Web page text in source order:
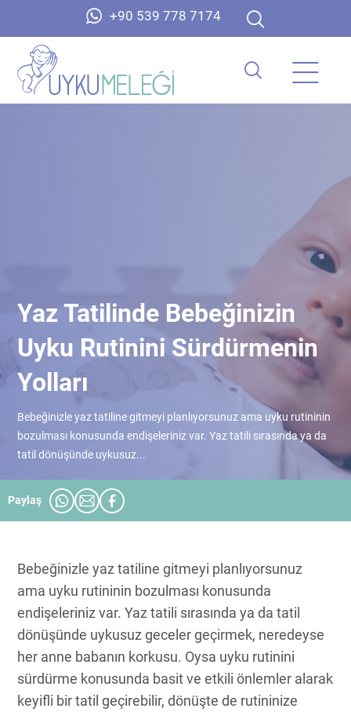
+90 539 778 7174
Yaz Tatilinde Bebeğinizin
Uyku Rutinini Sürdürmenin
Yolları
Bebeğinizle yaz tatiline gitmeyi planlıyorsunuz ama uyku rutininin
bozulması konusunda endişeleriniz var. Yaz tatili sırasında ya da
tatil dönüşünde uykusuz...
Paylaş
Bebeğinizle yaz tatiline gitmeyi planlıyorsunuz
ama uyku rutininin bozulması konusunda
endişeleriniz var. Yaz tatili sırasında ya da tatil
dönüşünde uykusuz geceler geçirmek, neredeyse
her anne babanın korkusu. Oysa uyku rutinini
sürdürme konusunda basit ve etkili önlemler alarak
keyifli bir tatil geçirebilir, dönüşte de rutininize